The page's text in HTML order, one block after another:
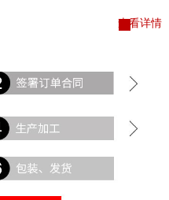
查看详情